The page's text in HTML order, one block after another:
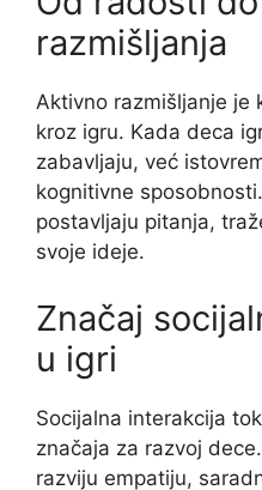
razmišljanja
Aktivno razmišljanje je
kroz igru. Kada deca
zabavljaju, već
kognitivne
postavljaju pitanja,
svoje ideje.
Značaj
u igri
Socijalna interakcija
značaja za razvoj
razviju empatiju,